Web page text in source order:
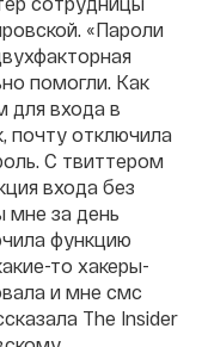
«Пароли
помогли. Как
для входа в
почту отключила
С твиттером
входа без
мне за день
функцию
то хакеры-
и мне смс
The Insider